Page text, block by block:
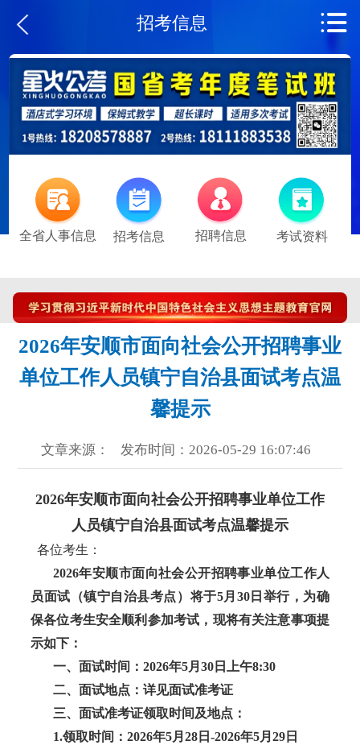
招考信息
全省人事信息 招考信息 招聘信息 考试资料
2026年安顺市面向社会公开招聘事业
单位工作人员镇宁自治县面试考点温
馨提示
文章来源： 发布时间：2026-05-29 16:07:46
2026年安顺市面向社会公开招聘事业单位工作
人员镇宁自治县面试考点温馨提示
各位考生：
2026年安顺市面向社会公开招聘事业单位工作人
员面试（镇宁自治县考点）将于5月30日举行，为确
保各位考生安全顺利参加考试，现将有关注意事项提
示如下：
一、面试时间：2026年5月30日上午8:30
二、面试地点：详见面试准考证
三、面试准考证领取时间及地点：
1.领取时间：2026年5月28日-2026年5月29日